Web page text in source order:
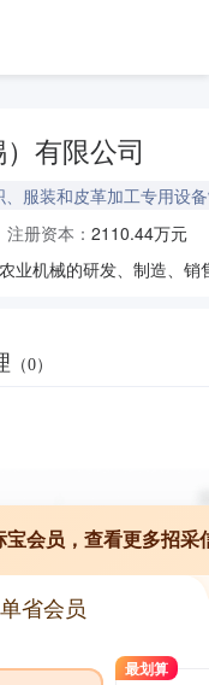
有限公司
、服装和皮革加工专用设
注册资本： 2110.44万元
（0）
宝会员，查看更多招采
单省会员
最划算